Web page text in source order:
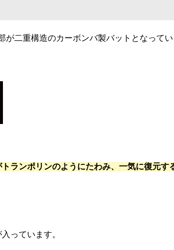
二重構造のカーボンバ製バットとなってい
ランポリンのようにたわみ、一気に復元す
っています。